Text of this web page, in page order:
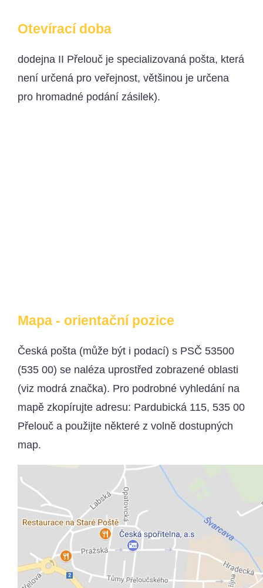
Otevírací doba
dodejna II Přelouč je specializovaná pošta, která
není určená pro veřejnost, většinou je určena
pro hromadné podání zásilek).
Mapa - orientační pozice
Česká pošta (může být i podací) s PSČ 53500
(535 00) se naléza uprostřed zobrazené oblasti
(viz modrá značka). Pro podrobné vyhledání na
mapě zkopírujte adresu: Pardubická 115, 535 00
Přelouč a použijte některé z volně dostupných
map.